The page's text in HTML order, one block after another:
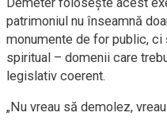
patrimoniul nu înseamnă
monumente de for public, ci
spiritual – domenii care
legislativ coerent.
„Nu vreau să demolez,